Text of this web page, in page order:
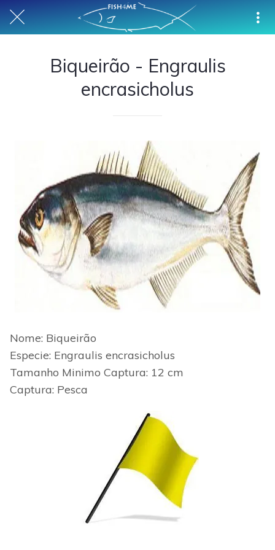
Biqueirão - Engraulis
encrasicholus
Nome: Biqueirão
Especie: Engraulis encrasicholus
Tamanho Minimo Captura: 12 cm
Captura: Pesca